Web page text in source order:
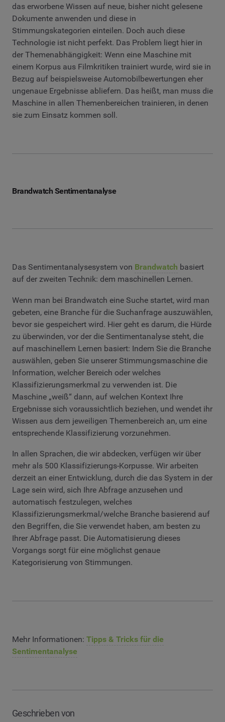
das erworbene Wissen auf neue, bisher nicht gelesene
Dokumente anwenden und diese in
Stimmungskategorien einteilen. Doch auch diese
Technologie ist nicht perfekt. Das Problem liegt hier in
der Themenabhängigkeit: Wenn eine Maschine mit
einem Korpus aus Filmkritiken trainiert wurde, wird sie in
Bezug auf beispielsweise Automobilbewertungen eher
ungenaue Ergebnisse abliefern. Das heißt, man muss die
Maschine in allen Themenbereichen trainieren, in denen
sie zum Einsatz kommen soll.
Brandwatch Sentimentanalyse
Das Sentimentanalysesystem von Brandwatch basiert
auf der zweiten Technik: dem maschinellen Lernen.
Wenn man bei Brandwatch eine Suche startet, wird man
gebeten, eine Branche für die Suchanfrage auszuwählen,
bevor sie gespeichert wird. Hier geht es darum, die Hürde
zu überwinden, vor der die Sentimentanalyse steht, die
auf maschinellem Lernen basiert: Indem Sie die Branche
auswählen, geben Sie unserer Stimmungsmaschine die
Information, welcher Bereich oder welches
Klassifizierungsmerkmal zu verwenden ist. Die
Maschine „weiß“ dann, auf welchen Kontext Ihre
Ergebnisse sich voraussichtlich beziehen, und wendet ihr
Wissen aus dem jeweiligen Themenbereich an, um eine
entsprechende Klassifizierung vorzunehmen.
In allen Sprachen, die wir abdecken, verfügen wir über
mehr als 500 Klassifizierungs-Korpusse. Wir arbeiten
derzeit an einer Entwicklung, durch die das System in der
Lage sein wird, sich Ihre Abfrage anzusehen und
automatisch festzulegen, welches
Klassifizierungsmerkmal/welche Branche basierend auf
den Begriffen, die Sie verwendet haben, am besten zu
Ihrer Abfrage passt. Die Automatisierung dieses
Vorgangs sorgt für eine möglichst genaue
Kategorisierung von Stimmungen.
Mehr Informationen: Tipps & Tricks für die
Sentimentanalyse
Geschrieben von